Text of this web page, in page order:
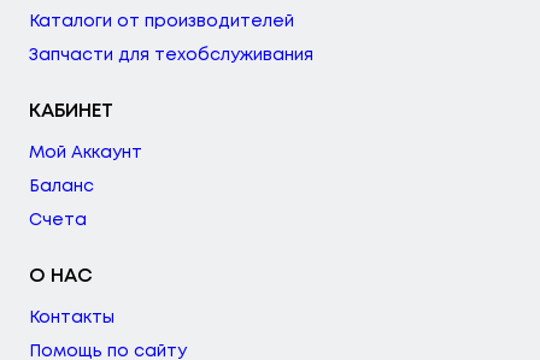
Каталоги от производителей
Запчасти для техобслуживания
КАБИНЕТ
Мой Аккаунт
Баланс
Счета
О НАС
Контакты
Помощь по сайту